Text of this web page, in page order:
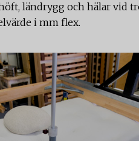
ländrygg och hälar vid
i mm flex.